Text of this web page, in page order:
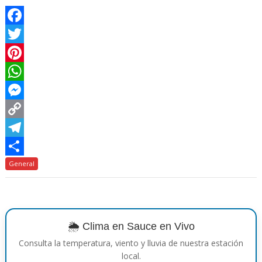
F
a
c
e
b
o
o
k
T
w
t
t
e
P
n
t
e
W
h
a
t
s
M
e
s
s
C
o
p
T
eCGeneral
🌦️ Clima en Sauce en Vivo
Consulta la temperatura, viento y lluvia de nuestra estación
local.